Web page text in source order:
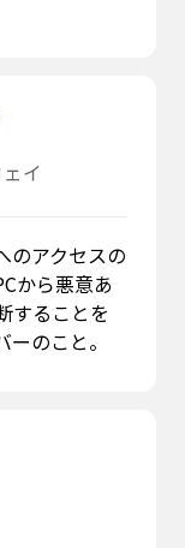
イ
のアクセスの
から悪意あ
することを
のこと。